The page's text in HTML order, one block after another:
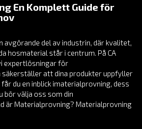
En Komplett Guide för
avgörande del av industrin, där kvalitet,
hosmaterial står i centrum. På CA
expertlösningar för
att dina produkter uppfyller
du en inblick imaterialprovning, dess
bör välja oss som din
är Materialprovning? Materialprovning